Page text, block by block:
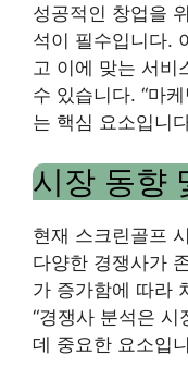
성공적인 창업을
석이 필수입니다.
고 이에 맞는 서비
수 있습니다. “마
는 핵심 요소입니
시장 동향
현재 스크린골프
다양한 경쟁사가
가 증가함에 따라
“경쟁사 분석은
데 중요한 요소입